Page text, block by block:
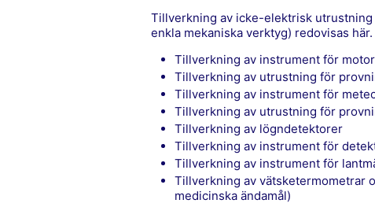
Tillverkning av icke-elektrisk
enkla mekaniska verktyg) redovisas här.
tillverkning av instrument för
tillverkning av utrustning för
tillverkning av instrument för
tillverkning av utrustning för
tillverkning av lögndetektorer
tillverkning av instrument för
tillverkning av instrument för
tillverkning av vätsketermometrar och termometrar av bimetalltyp (utom för
medicinska ändamål)